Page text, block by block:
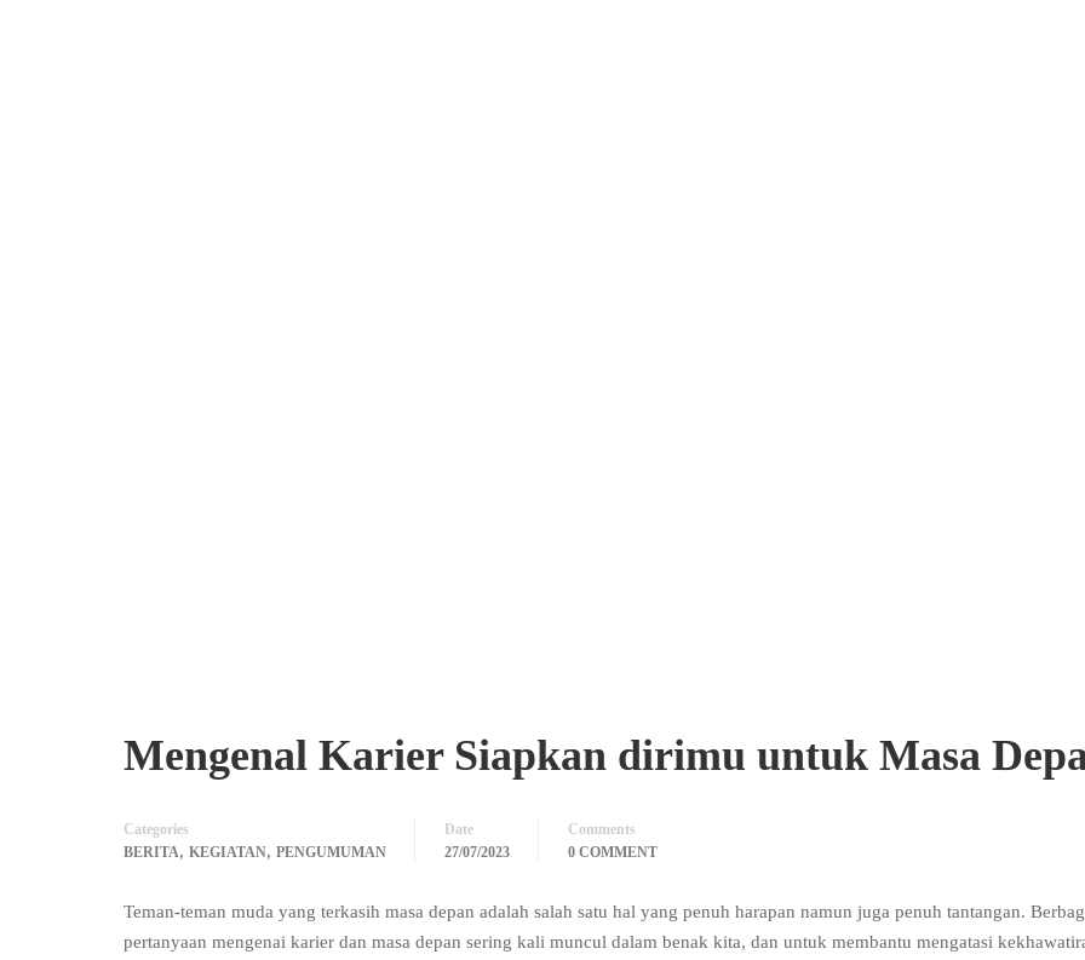
Mengenal Karier Siapkan dirimu untuk Masa
Categories
BERITA, KEGIATAN, PENGUMUMAN
Date
27/07/2023
Comments
0 COMMENT
Teman-teman muda yang terkasih masa depan adalah salah satu hal yang penuh harapan namun juga penuh tantangan.
pertanyaan mengenai karier dan masa depan sering kali muncul dalam benak kita, dan untuk membantu mengatasi